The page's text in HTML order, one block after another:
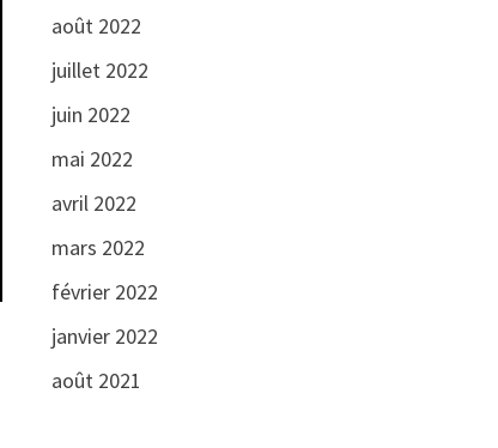
août 2022
juillet 2022
juin 2022
mai 2022
avril 2022
mars 2022
février 2022
janvier 2022
août 2021